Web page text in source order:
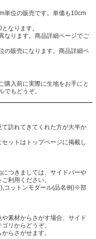
単位の販売です。単価も10cm
なります。
なります。商品詳細ページでご
の販売になります。商品詳細ペ
購入前に実際に生地をお手にと
でもどうぞ。
訪れてきてくれた方が大半か
ットはトップページに掲載し
つきましては、サイドバーや
利用ください。
コットンモダール(品名例)※部
素材からさがす場合、サイド
リからどうぞ。
らさがせます。